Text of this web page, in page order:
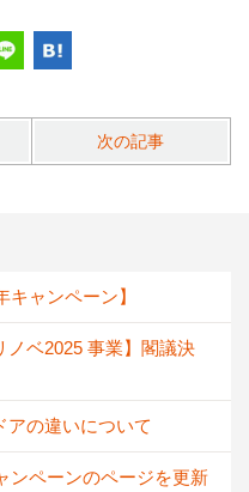
次の記事
キャンペーン】
ノベ2025 事業】閣議決
アの違いについて
ンペーンのページを更新